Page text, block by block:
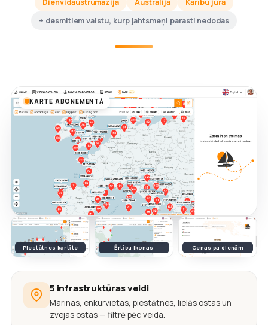
+ desmitiem valstu, kurp jahtsmeņi parasti nedodas
KARTE ABONEMENTĀ
Piestātnes kartīte Ērtību ikonas Cenas pa dienām
5 infrastruktūras veidi
Marinas, enkurvietas, piestātnes, lielās ostas un
zvejas ostas — filtrē pēc veida.